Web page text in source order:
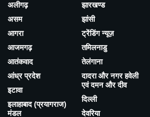
अलीगढ़
असम
आगरा
आजमगढ़
आतंकवाद
आंध्र प्रदेश
इटावा
इलाहाबाद (प्रयागराज)
मंडल
झारखण्ड
झांसी
ट्रेंडिंग न्यूज़
तमिलनाडु
तेलंगाना
दादरा और नगर हवेली
एवं दमन और दीव
दिल्ली
देवरिया